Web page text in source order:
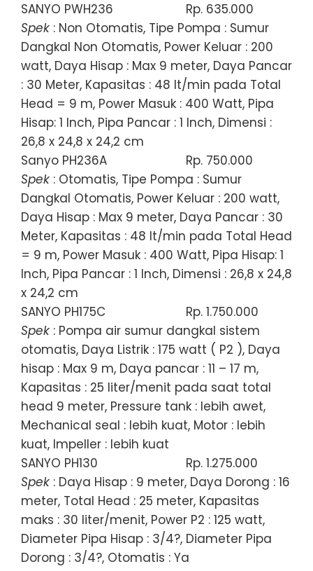
SANYO PWH236
Rp. 635.000
Spek : Non Otomatis, Tipe Pompa : Sumur
Dangkal Non Otomatis, Power Keluar : 200
watt, Daya Hisap : Max 9 meter, Daya Pancar
: 30 Meter, Kapasitas : 48 lt/min pada Total
Head = 9 m, Power Masuk : 400 Watt, Pipa
Hisap: 1 Inch, Pipa Pancar : 1 Inch, Dimensi :
26,8 x 24,8 x 24,2 cm
Sanyo PH236A
Rp. 750.000
Spek : Otomatis, Tipe Pompa : Sumur
Dangkal Otomatis, Power Keluar : 200 watt,
Daya Hisap : Max 9 meter, Daya Pancar : 30
Meter, Kapasitas : 48 lt/min pada Total Head
= 9 m, Power Masuk : 400 Watt, Pipa Hisap: 1
Inch, Pipa Pancar : 1 Inch, Dimensi : 26,8 x 24,8
x 24,2 cm
SANYO PH175C
Rp. 1.750.000
Spek : Pompa air sumur dangkal sistem
otomatis, Daya Listrik : 175 watt ( P2 ), Daya
hisap : Max 9 m, Daya pancar : 11 – 17 m,
Kapasitas : 25 liter/menit pada saat total
head 9 meter, Pressure tank : lebih awet,
Mechanical seal : lebih kuat, Motor : lebih
kuat, Impeller : lebih kuat
SANYO PH130
Rp. 1.275.000
Spek : Daya Hisap : 9 meter, Daya Dorong : 16
meter, Total Head : 25 meter, Kapasitas
maks : 30 liter/menit, Power P2 : 125 watt,
Diameter Pipa Hisap : 3/4?, Diameter Pipa
Dorong : 3/4?, Otomatis : Ya